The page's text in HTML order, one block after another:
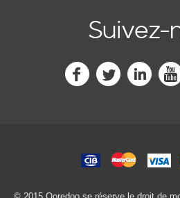
Suivez-